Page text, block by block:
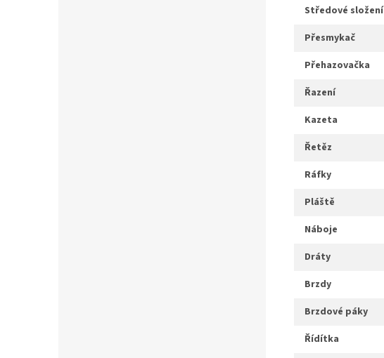
středové složení
přesmykač
přehazovačka
řazení
kazeta
řetěz
ráfky
pláště
náboje
dráty
brzdy
brzdové páky
řídítka